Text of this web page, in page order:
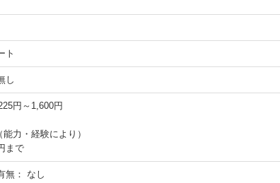
ト
し
円～1,600円
力・経験により）
まで
無： なし